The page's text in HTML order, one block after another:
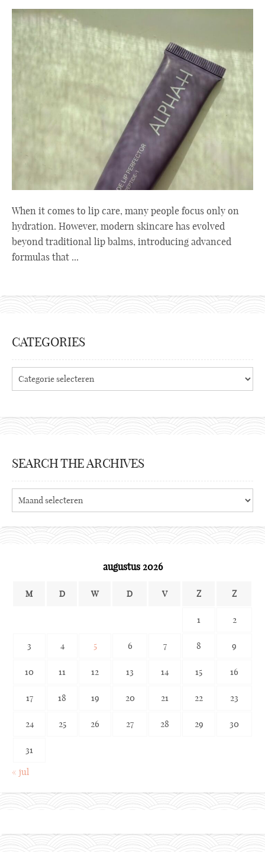
When it comes to lip care, many people focus only on
hydration. However, modern skincare has evolved
beyond traditional lip balms, introducing advanced
formulas that ...
CATEGORIES
SEARCH THE ARCHIVES
the
augustus 2026
M D W D V Z Z
1 2
3 4 5 6 7 8 9
10 11 12 13 14 15 16
17 18 19 20 21 22 23
24 25 26 27 28 29 30
31
« jul